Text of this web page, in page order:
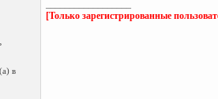
в
[Только зарегистрированные